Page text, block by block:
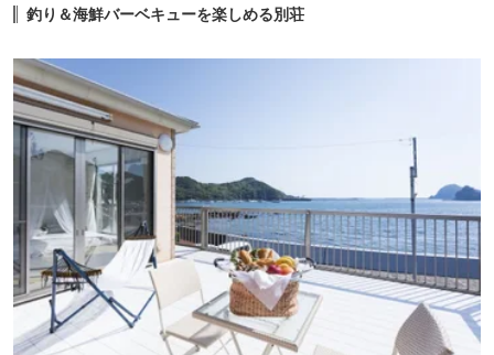
釣り＆海鮮バーベキューを楽しめる別荘